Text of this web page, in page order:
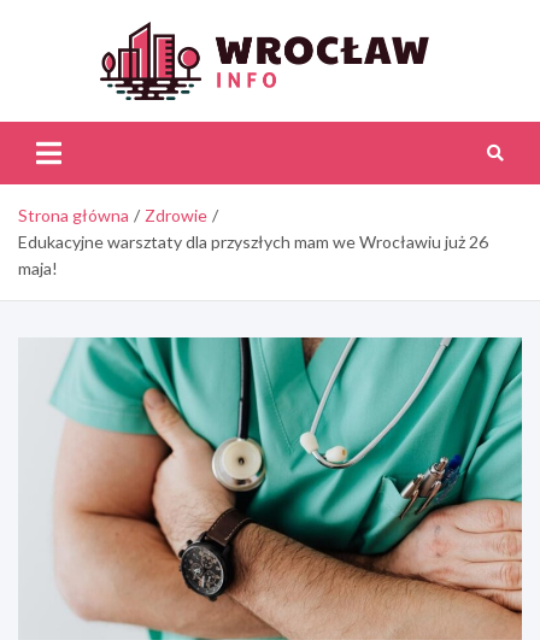
Strona główna
Zdrowie
Edukacyjne warsztaty dla przyszłych mam we Wrocławiu już 26
maja!